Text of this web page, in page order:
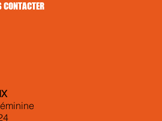
CONTACTER